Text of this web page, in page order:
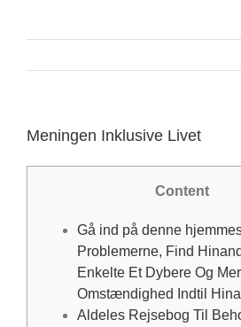
Meningen Inklusive Livet
Content
Gå ind på denne
Problemerne, Find
Enkelte Et Dybere Og
Omstændighed Indtil
Aldeles Rejsebog Til